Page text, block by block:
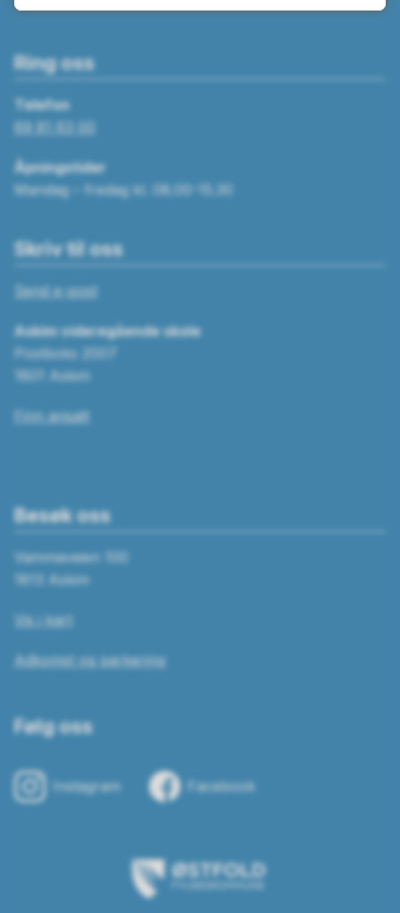
Ring oss
Telefon
69 81 63 00
Åpningstider
Mandag – fredag kl. 08.00-15.30
Skriv til oss
Send e-post
Askim videregående skole
Postboks 2007
1801 Askim
Finn ansatt
Besøk oss
Vammaveien 100
1813 Askim
Vis i kart
Adkomst og parkering
Følg oss
Instagram Facebook
Østfold
fylkeskommune